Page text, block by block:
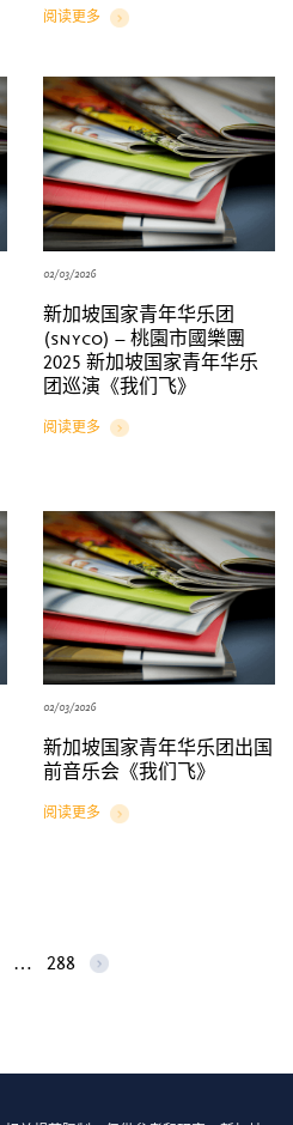
阅读更多
Details
02/03/2026
新加坡国家青年华乐团
(snyco) – 桃園市國樂團
2025 新加坡国家青年华乐
团巡演《我们飞》
阅读更多
Details
02/03/2026
新加坡国家青年华乐团出国
前音乐会《我们飞》
阅读更多
Details
… 288